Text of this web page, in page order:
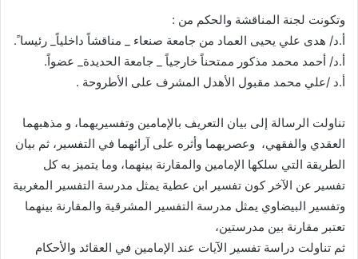
وتكونت لجنة المناقشة والحكم من :
أ.د/ هدى علي يحيى العماد من جامعة صنعاء _ مناقشاً داخلياً_ رئيسا ً.
أ.د/ أحمد محمد مذكور ممتحناً خارجياً _ جامعة الحديدة_ عضواً.
أ.د /علي محمد مقبول الأهدل المشرف على الأطروحة .
تناولت الرسالة إلى بيان التعريف بالإمامين وتفسيريهما، و مذهبهما
العقدي والفقهي، وعصريهما وأثره على آرائهما في التفسير، ثم بيان
الطريقة التي سلكها الإمامين والمقارنة بينهما، وما يتميز به كل
تفسير عن الآخر كون تفسير ابن عطية يمثل مدرسة التفسير المغربية
وتفسير البيضاوي يمثل مدرسة التفسير المشرقية والمقارنة بينهما
تعتبر مقارنة بين مدرستين،
ثم تناولت دراسة تفسير الآيات عند الإمامين في العقائد والأحكام